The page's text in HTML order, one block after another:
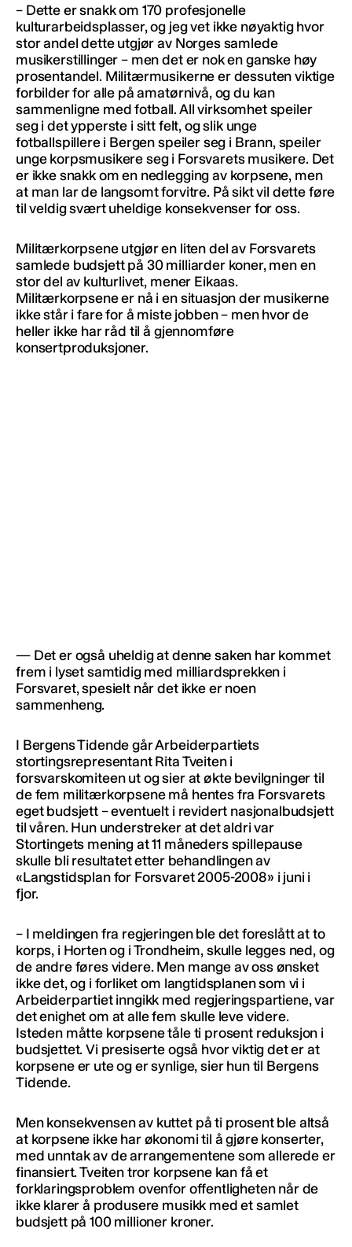
– Dette er snakk om 170 profesjonelle
kulturarbeidsplasser, og jeg vet ikke nøyaktig hvor
stor andel dette utgjør av Norges samlede
musikerstillinger – men det er nok en ganske høy
prosentandel. Militærmusikerne er dessuten viktige
forbilder for alle på amatørnivå, og du kan
sammenligne med fotball. All virksomhet speiler
seg i det ypperste i sitt felt, og slik unge
fotballspillere i Bergen speiler seg i Brann, speiler
unge korpsmusikere seg i Forsvarets musikere. Det
er ikke snakk om en nedlegging av korpsene, men
at man lar de langsomt forvitre. På sikt vil dette føre
til veldig svært uheldige konsekvenser for oss.
Militærkorpsene utgjør en liten del av Forsvarets
samlede budsjett på 30 milliarder koner, men en
stor del av kulturlivet, mener Eikaas.
Militærkorpsene er nå i en situasjon der musikerne
ikke står i fare for å miste jobben – men hvor de
heller ikke har råd til å gjennomføre
konsertproduksjoner.
— Det er også uheldig at denne saken har kommet
frem i lyset samtidig med milliardsprekken i
Forsvaret, spesielt når det ikke er noen
sammenheng.
I Bergens Tidende går Arbeiderpartiets
stortingsrepresentant Rita Tveiten i
forsvarskomiteen ut og sier at økte bevilgninger til
de fem militærkorpsene må hentes fra Forsvarets
eget budsjett – eventuelt i revidert nasjonalbudsjett
til våren. Hun understreker at det aldri var
Stortingets mening at 11 måneders spillepause
skulle bli resultatet etter behandlingen av
«Langstidsplan for Forsvaret 2005-2008» i juni i
fjor.
– I meldingen fra regjeringen ble det foreslått at to
korps, i Horten og i Trondheim, skulle legges ned, og
de andre føres videre. Men mange av oss ønsket
ikke det, og i forliket om langtidsplanen som vi i
Arbeiderpartiet inngikk med regjeringspartiene, var
det enighet om at alle fem skulle leve videre.
Isteden måtte korpsene tåle ti prosent reduksjon i
budsjettet. Vi presiserte også hvor viktig det er at
korpsene er ute og er synlige, sier hun til Bergens
Tidende.
Men konsekvensen av kuttet på ti prosent ble altså
at korpsene ikke har økonomi til å gjøre konserter,
med unntak av de arrangementene som allerede er
finansiert. Tveiten tror korpsene kan få et
forklaringsproblem ovenfor offentligheten når de
ikke klarer å produsere musikk med et samlet
budsjett på 100 millioner kroner.